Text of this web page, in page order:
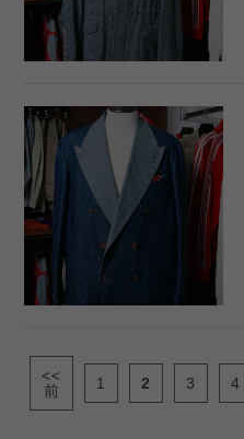
<<
前
1 2 3 4